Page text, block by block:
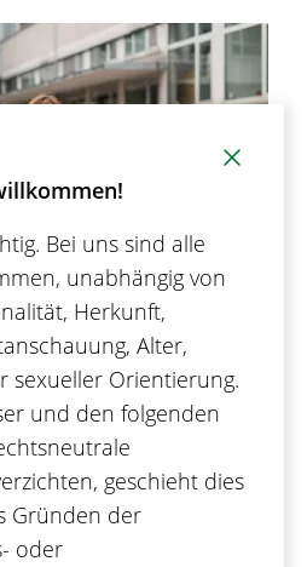
Bei uns sind alle
unabhängig von
Herkunft,
Alter,
sexueller Orientierung.
und den folgenden
geschieht dies
Gründen der
oder
und ein
für Fach- und